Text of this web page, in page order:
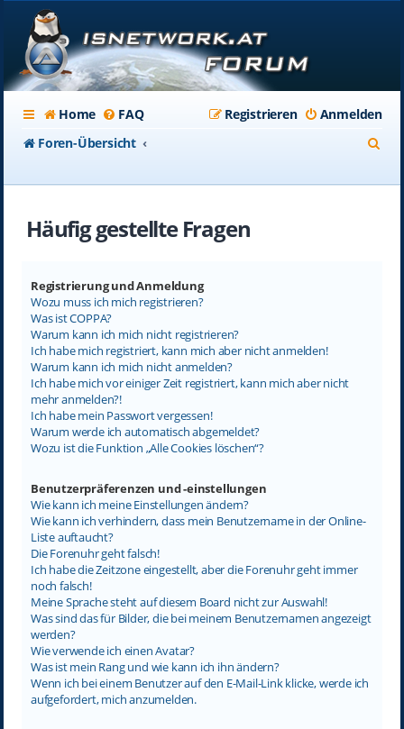
Home FAQ Anmelden
Registrieren
Foren-Übersicht
Häufig gestellte Fragen
Registrierung und Anmeldung
Wozu muss ich mich registrieren?
Was ist COPPA?
Warum kann ich mich nicht registrieren?
Ich habe mich registriert, kann mich aber nicht anmelden!
Warum kann ich mich nicht anmelden?
Ich habe mich vor einiger Zeit registriert, kann mich aber nicht
mehr anmelden?!
Ich habe mein Passwort vergessen!
Warum werde ich automatisch abgemeldet?
Wozu ist die Funktion „Alle Cookies löschen“?
Benutzerpräferenzen und -einstellungen
Wie kann ich meine Einstellungen ändern?
Wie kann ich verhindern, dass mein Benutzername in der Online-
Liste auftaucht?
Die Forenuhr geht falsch!
Ich habe die Zeitzone eingestellt, aber die Forenuhr geht immer
noch falsch!
Meine Sprache steht auf diesem Board nicht zur Auswahl!
Was sind das für Bilder, die bei meinem Benutzernamen angezeigt
werden?
Wie verwende ich einen Avatar?
Was ist mein Rang und wie kann ich ihn ändern?
Wenn ich bei einem Benutzer auf den E-Mail-Link klicke, werde ich
aufgefordert, mich anzumelden.